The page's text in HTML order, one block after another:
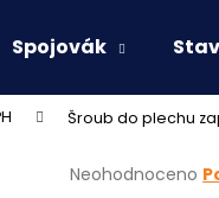
Spojovák
Šroub do plechu
Průměrné
Neohodnoceno
najít?